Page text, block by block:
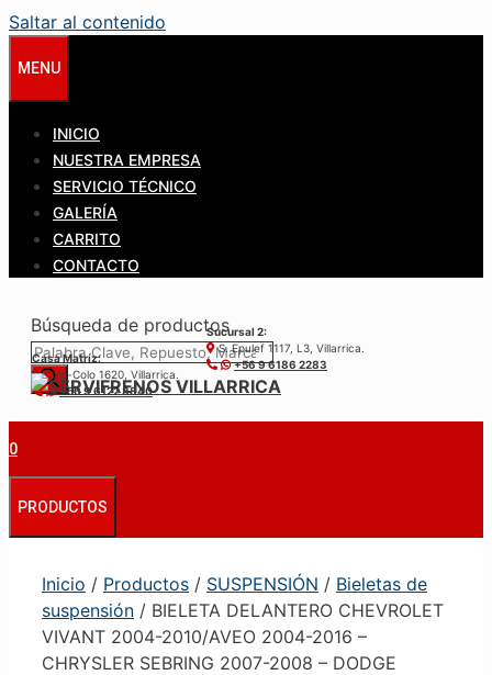
Saltar al contenido
MENU
INICIO
NUESTRA EMPRESA
SERVICIO TÉCNICO
GALERÍA
CARRITO
CONTACTO
Búsqueda de productos
Casa Matríz:
Colo-Colo 1620, Villarrica.
+56 9 6122 3840
Sucursal 2:
S. Epulef 1117, L3, Villarrica.
+56 9 6186 2283
0
PRODUCTOS
Inicio / Productos / SUSPENSIÓN / Bieletas de
suspensión / BIELETA DELANTERO CHEVROLET
VIVANT 2004-2010/AVEO 2004-2016 –
CHRYSLER SEBRING 2007-2008 – DODGE